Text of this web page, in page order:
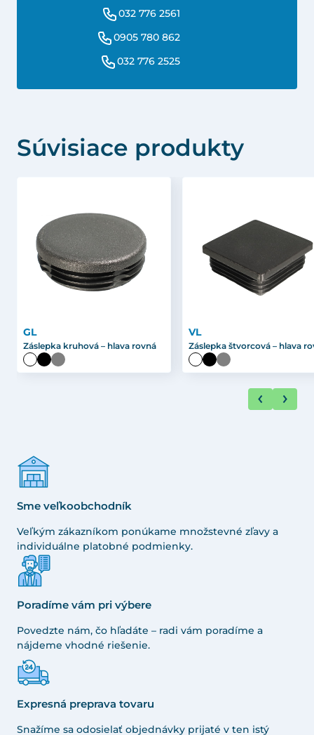
032 776 2561
0905 780 862
032 776 2525
Súvisiace produkty
GL
Záslepka kruhová – hlava rovná
VL
Záslepka štvorcová – hlava
Sme veľkoobchodník
Veľkým zákazníkom ponúkame množstevné zľavy a
individuálne platobné podmienky.
Poradíme vám pri výbere
Povedzte nám, čo hľadáte – radi vám poradíme a
nájdeme vhodné riešenie.
Expresná preprava tovaru
Snažíme sa odosielať objednávky prijaté v ten istý